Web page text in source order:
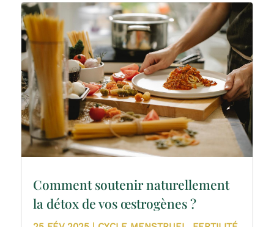
Comment soutenir naturellement
la détox de vos œstrogènes ?